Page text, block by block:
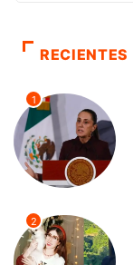
RECIENTES
1
2